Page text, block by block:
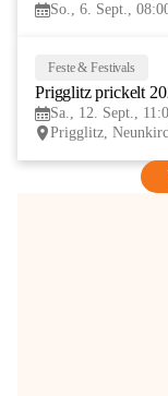
So., 6. Sept.,
Feste & Festivals
Prigglitz prickelt
Sa., 12. Sept.,
Prigglitz,